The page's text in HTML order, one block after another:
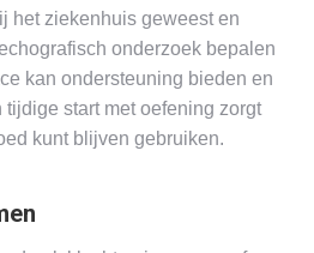
het ziekenhuis geweest en
onderzoek bepalen
kan ondersteuning bieden en
tijdige start met oefening zorgt
kunt blijven gebruiken.